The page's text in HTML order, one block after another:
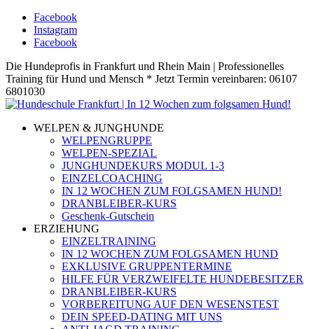
Facebook
Instagram
Facebook
Die Hundeprofis in Frankfurt und Rhein Main | Professionelles
Training für Hund und Mensch * Jetzt Termin vereinbaren: 06107
6801030
WELPEN & JUNGHUNDE
WELPENGRUPPE
WELPEN-SPEZIAL
JUNGHUNDEKURS MODUL 1-3
EINZELCOACHING
IN 12 WOCHEN ZUM FOLGSAMEN HUND!
DRANBLEIBER-KURS
Geschenk-Gutschein
ERZIEHUNG
EINZELTRAINING
IN 12 WOCHEN ZUM FOLGSAMEN HUND
EXKLUSIVE GRUPPENTERMINE
HILFE FÜR VERZWEIFELTE HUNDEBESITZER
DRANBLEIBER-KURS
VORBEREITUNG AUF DEN WESENSTEST
DEIN SPEED-DATING MIT UNS